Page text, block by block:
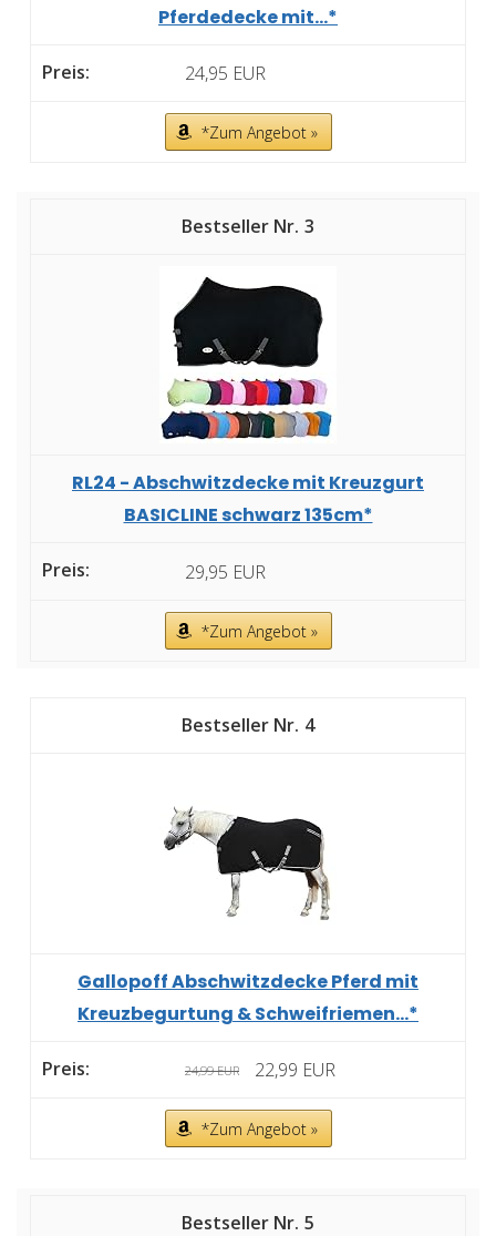
Pferdedecke mit...*
24,95 EUR
*Zum Angebot »
3
RL24 - Abschwitzdecke mit Kreuzgurt
BASICLINE schwarz 135cm*
29,95 EUR
*Zum Angebot »
4
Gallopoff Abschwitzdecke Pferd mit
Kreuzbegurtung & Schweifriemen...*
24,99 EUR 22,99 EUR
*Zum Angebot »
5